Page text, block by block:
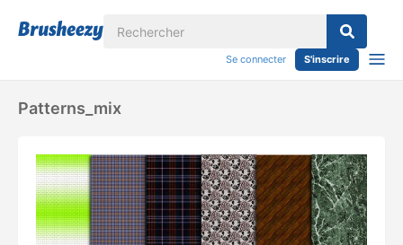
Se connecter S'inscrire
Patterns_mix